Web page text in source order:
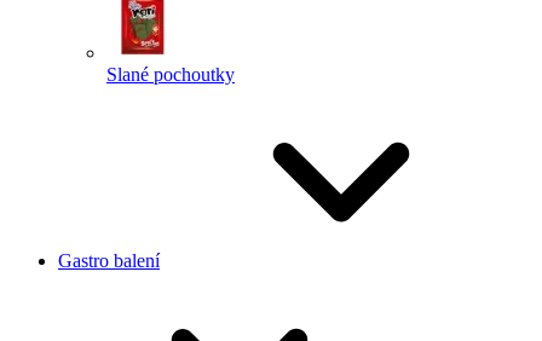
Slané pochoutky
Gastro balení